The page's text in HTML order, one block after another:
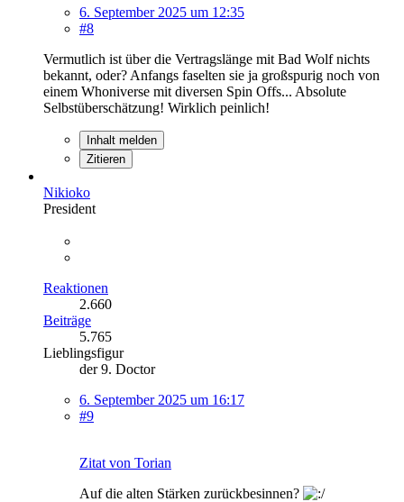
6. September 2025 um 12:35
#8
Vermutlich ist über die Vertragslänge mit Bad Wolf nichts
bekannt, oder? Anfangs faselten sie ja großspurig noch von
einem Whoniverse mit diversen Spin Offs... Absolute
Selbstüberschätzung! Wirklich peinlich!
Inhalt melden
Zitieren
Nikioko
President
Reaktionen
2.660
Beiträge
5.765
Lieblingsfigur
der 9. Doctor
6. September 2025 um 16:17
#9
Zitat von Torian
Auf die alten Stärken zurückbesinnen?